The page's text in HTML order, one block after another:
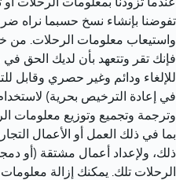
تفوضنا بإنشاء نسخ حسبما نراه
واستيعاب معلومات الرحلات. من
فإنك تقر وتتعهد بأن لديك الحق في
للإلغاء ودائم وغير حصري وقابل
في إعادة الترخيص بحرية)
وترجمة وتجميع وتوزيع معلومات
بما في ذلك العمل أو الأعمال
ذلك، ولإعداد أعمال مشتقة (أو
الرحلات تلك. يمكنك إزالة